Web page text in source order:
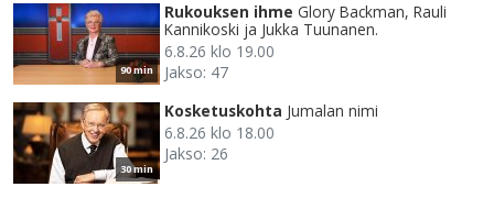
90 min
Rukouksen ihme Glory Backman, Rauli
Kannikoski ja Jukka Tuunanen.
6.8.26 klo 19.00
Jakso: 47
30 min
Kosketuskohta Jumalan nimi
6.8.26 klo 18.00
Jakso: 26